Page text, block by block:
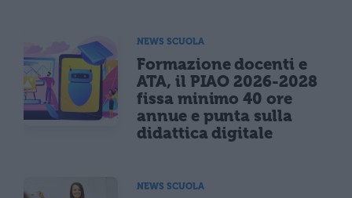
NEWS SCUOLA
Formazione docenti e
ATA, il PIAO 2026-2028
fissa minimo 40 ore
annue e punta sulla
didattica digitale
NEWS SCUOLA